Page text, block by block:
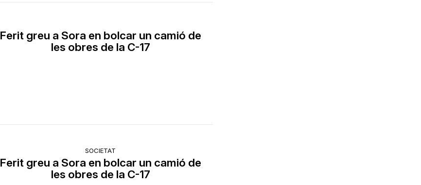
Ferit greu a Sora en bolcar un camió de
les obres de la C-17
SOCIETAT
Ferit greu a Sora en bolcar un camió de
les obres de la C-17